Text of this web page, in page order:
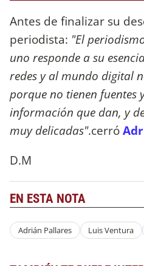
Antes de finalizar su
periodista: "El
uno responde a su
redes y al mundo digital
porque no tienen fuentes
información que dan, y
muy delicadas".cerró
D.M
EN ESTA NOTA
Adrián Pallares Luis Ventura